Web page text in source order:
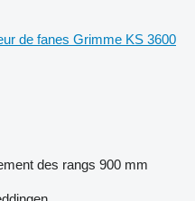
de fanes Grimme KS 3600
des rangs 900 mm